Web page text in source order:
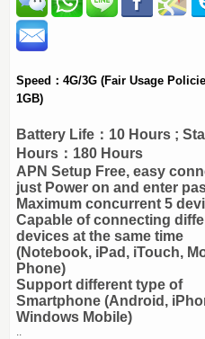
Speed：4G/3G (Fair Usage
1GB)
Battery Life：10 Hours ;
Hours：180 Hours
APN Setup Free, easy
just Power on and enter
Maximum concurrent 5
Capable of connecting
devices at the same time
(Notebook, iPad, iTouch,
Phone)
Support different type of
Smartphone (Android,
Windows Mobile)
..